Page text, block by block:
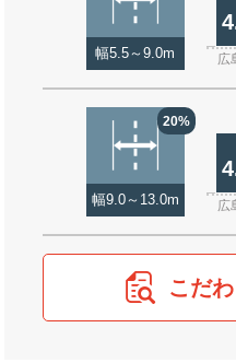
幅5.5～9.0m 広
20%
幅9.0～13.0m 広
こだ